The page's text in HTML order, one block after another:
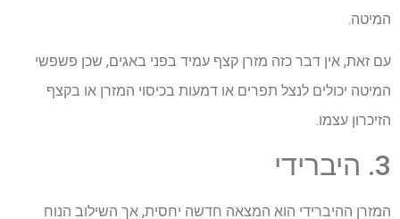
המיטה.
עם זאת, אין דבר כזה מזרן קצף עמיד בפני באגים, שכן פשפשי
המיטה יכולים לנצל תפרים או דמעות בכיסוי המזרן או בקצף
הזיכרון עצמו.
3. היברידי
המזרן ההיברידי הוא המצאה חדשה יחסית, אך השילוב הנוח